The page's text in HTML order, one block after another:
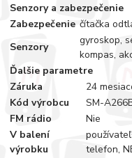
Senzory a zabezpečenie
Zabezpečenie čítačka
Senzory
gyroskop,
kompas,
Ďalšie parametre
Záruka
24
Kód výrobcu
SM-
FM rádio
Nie
V balení
výrobku
telefon,